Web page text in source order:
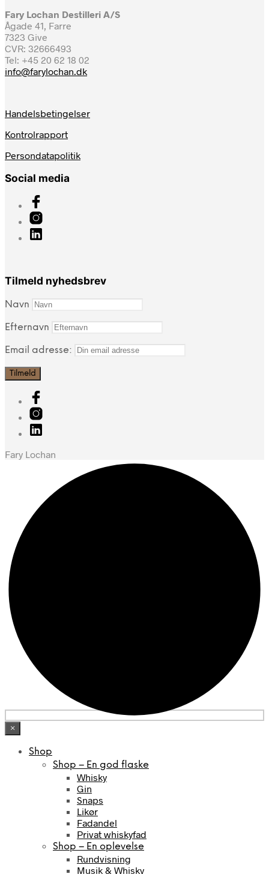
varianter.
Fary Lochan Destilleri A/S
Ågade 41, Farre
7323 Give
CVR: 32666493
Tel: +45 20 62 18 02
info@farylochan.dk
Handelsbetingelser
Kontrolrapport
Persondatapolitik
Social media
Tilmeld nyhedsbrev
Navn
Efternavn
Email adresse:
Fary Lochan
×
Shop
Shop – En god flaske
Whisky
Gin
Snaps
Likør
Fadandel
Privat whiskyfad
Shop – En oplevelse
Rundvisning
Musik & Whisky